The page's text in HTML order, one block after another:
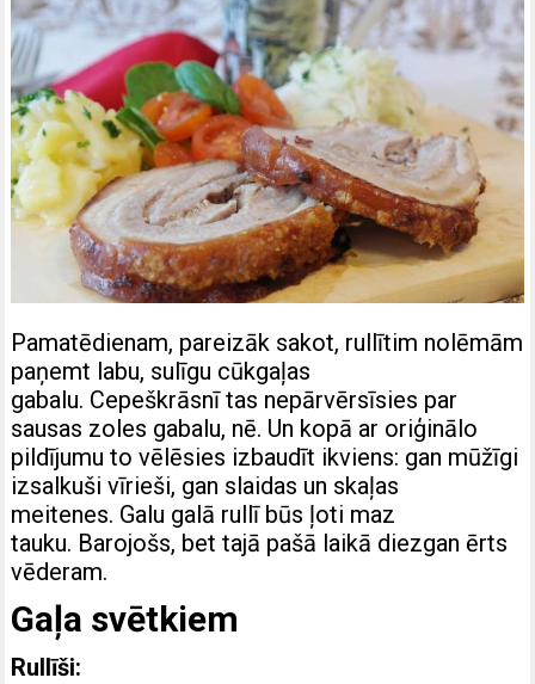
Pamatēdienam, pareizāk sakot, rullītim nolēmām
paņemt labu, sulīgu cūkgaļas
gabalu. Cepeškrāsnī tas nepārvērsīsies par
sausas zoles gabalu, nē. Un kopā ar oriģinālo
pildījumu to vēlēsies izbaudīt ikviens: gan mūžīgi
izsalkuši vīrieši, gan slaidas un skaļas
meitenes. Galu galā rullī būs ļoti maz
tauku. Barojošs, bet tajā pašā laikā diezgan ērts
vēderam.
Gaļa svētkiem
Rullīši: